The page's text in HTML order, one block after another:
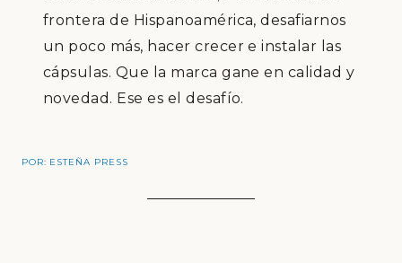
frontera de Hispanoamérica, desafiarnos
un poco más, hacer crecer e instalar las
cápsulas. Que la marca gane en calidad y
novedad. Ese es el desafío.
POR: ESTEÑA PRESS